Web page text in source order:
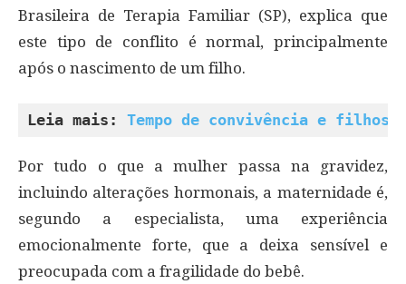
Brasileira de Terapia Familiar (SP), explica que
este tipo de conflito é normal, principalmente
após o nascimento de um filho.
Leia mais: Tempo de convivência e
Por tudo o que a mulher passa na gravidez,
incluindo alterações hormonais, a maternidade é,
segundo a especialista, uma experiência
emocionalmente forte, que a deixa sensível e
preocupada com a fragilidade do bebê.